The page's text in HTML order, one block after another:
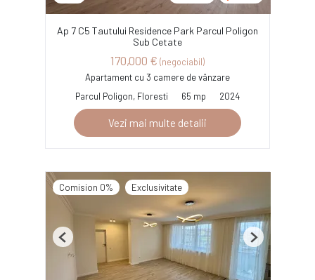
Ap 7 C5 Tautului Residence Park Parcul Poligon
Sub Cetate
170,000 € (negociabil)
Apartament cu 3 camere de vânzare
Parcul Poligon, Floresti
65 mp 2024
Vezi mai multe detalii
Comision 0% Exclusivitate
Previous Next